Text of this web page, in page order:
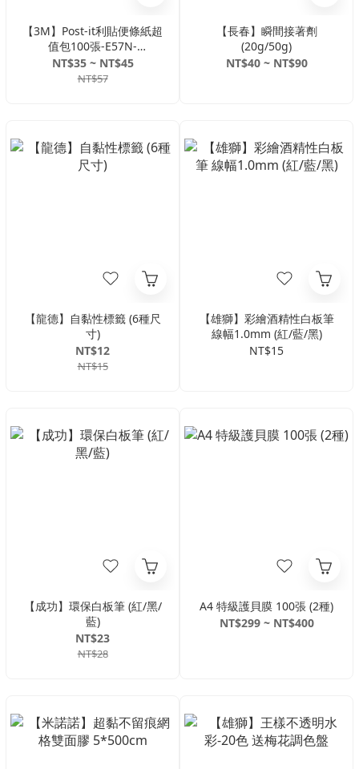
【3M】Post-it利貼便條紙超
值包100張-E57N-
2PK/E56N-2PK/E54N-2PK
NT$35 ~ NT$45
NT$57
【長春】瞬間接著劑
(20g/50g)
NT$40 ~ NT$90
【龍德】自黏性標籤 (6種尺
寸)
NT$12
NT$15
【雄獅】彩繪酒精性白板筆
線幅1.0mm (紅/藍/黑)
NT$15
【成功】環保白板筆 (紅/黑/
藍)
NT$23
NT$28
A4 特級護貝膜 100張 (2種)
NT$299 ~ NT$400